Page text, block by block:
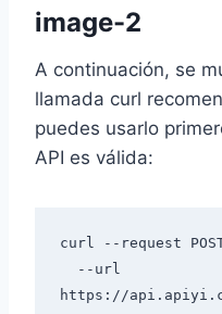
image-2
A continuación, se
llamada curl
puedes usarlo
API es válida:
curl --request
https://